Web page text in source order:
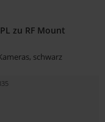
zu RF Mount
schwarz